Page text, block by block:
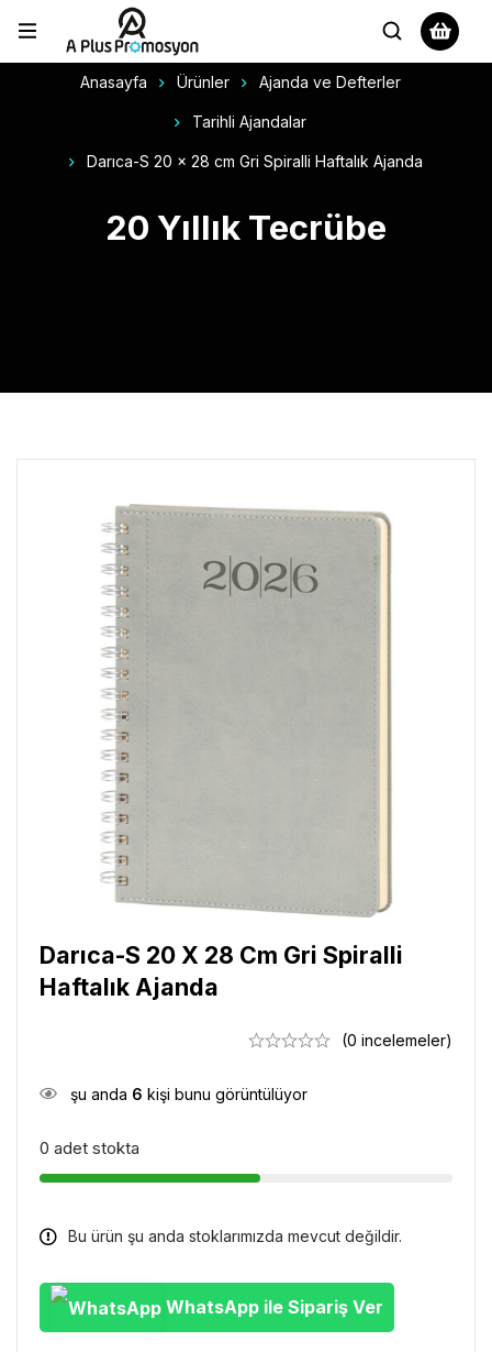
Anasayfa Ürünler Ajanda ve Defterler
Tarihli Ajandalar
Darıca-S 20 x 28 cm Gri Spiralli Haftalık Ajanda
20 Yıllık Tecrübe
Darıca-S 20 X 28 Cm Gri Spiralli
Haftalık Ajanda
(0 incelemeler)
şu anda 6 kişi bunu görüntülüyor
0 adet stokta
Bu ürün şu anda stoklarımızda mevcut değildir.
WhatsApp ile Sipariş Ver